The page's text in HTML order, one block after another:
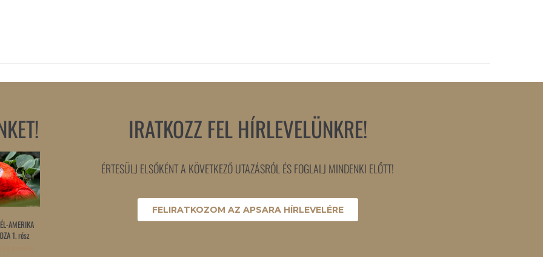
AMERIKA
1. rész
IRATKOZZ FEL HÍRLEVELÜNKRE!
ÉRTESÜLJ ELSŐKÉNT A KÖVETKEZŐ UTAZÁSRÓL ÉS FOGLALJ MINDENKI ELŐTT!
FELIRATKOZOM AZ APSARA HÍRLEVELÉRE